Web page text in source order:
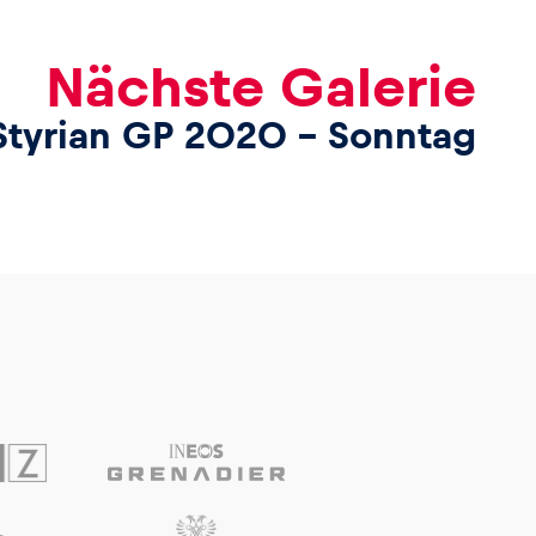
Nächste Galerie
GP 2020 – Sonntag